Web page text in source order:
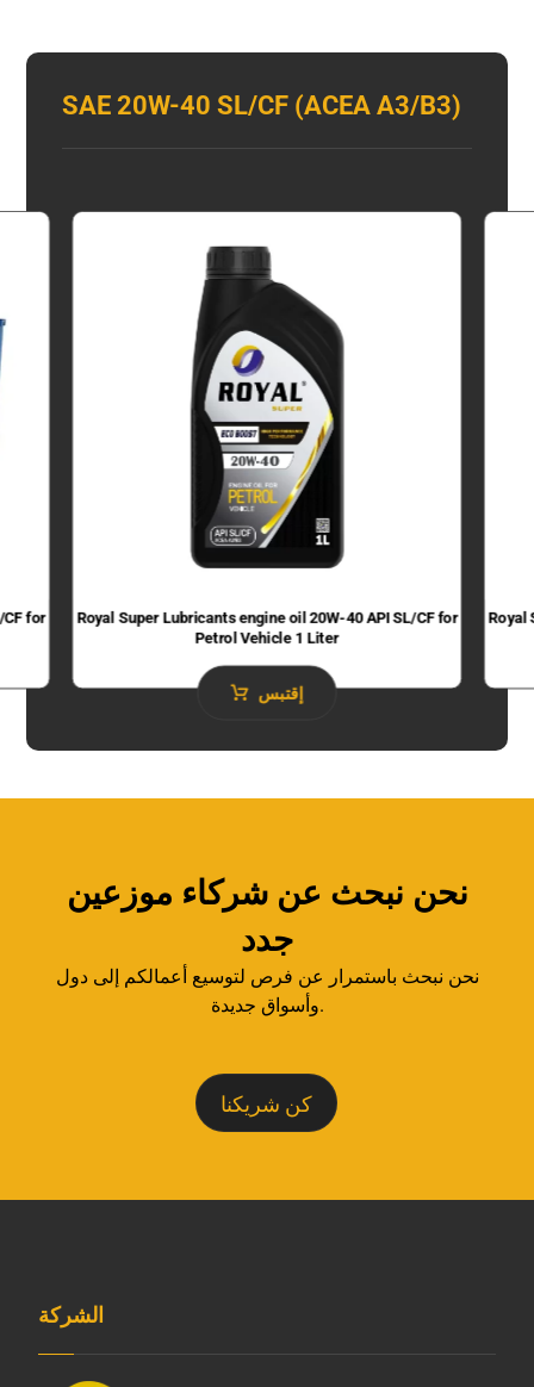
SAE 20W-40 SL/CF (ACEA A3/B3)
CF for
Royal Super Lubricants engine oil 20W-40 API SL/CF for
Petrol Vehicle 1 Liter
إقتبس
Royal
نحن نبحث عن شركاء موزعين
جدد
نحن نبحث باستمرار عن فرص لتوسيع أعمالكم إلى دول
وأسواق جديدة.
كن شريكنا
الشركة